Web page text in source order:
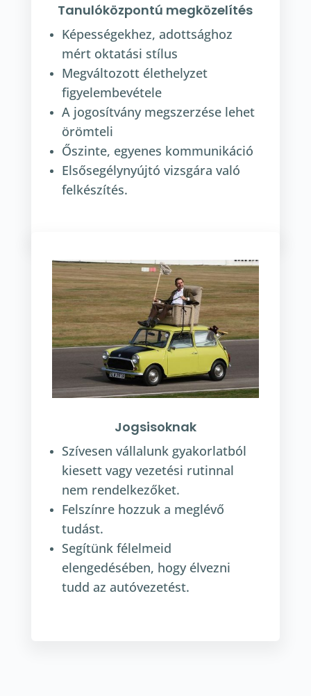
Tanulóközpontú megközelítés
Képességekhez, adottsághoz
mért oktatási stílus
Megváltozott élethelyzet
figyelembevétele
A jogosítvány megszerzése lehet
örömteli
Őszinte, egyenes kommunikáció
Elsősegélynyújtó vizsgára való
felkészítés.
Jogsisoknak
Szívesen vállalunk gyakorlatból
kiesett vagy vezetési rutinnal
nem rendelkezőket.
Felszínre hozzuk a meglévő
tudást.
Segítünk félelmeid
elengedésében, hogy élvezni
tudd az autóvezetést.